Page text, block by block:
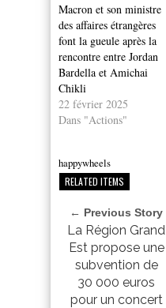
Macron et son ministre
des affaires étrangères
font la gueule après la
rencontre entre Jordan
Bardella et Amichai
Chikli
22 février 2025
Dans "Actions"
happywheels
RELATED ITEMS
← Previous Story
La Région Grand
Est propose une
subvention de
30 000 euros
pour un concert